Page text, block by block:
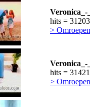
Veronica_-
hits = 31203
>
Veronica_-
hits = 31421
>